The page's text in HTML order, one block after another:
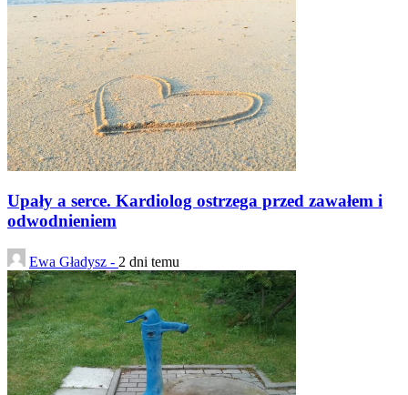
Upały a serce. Kardiolog ostrzega przed zawałem i
odwodnieniem
Ewa Gładysz - 2 dni temu